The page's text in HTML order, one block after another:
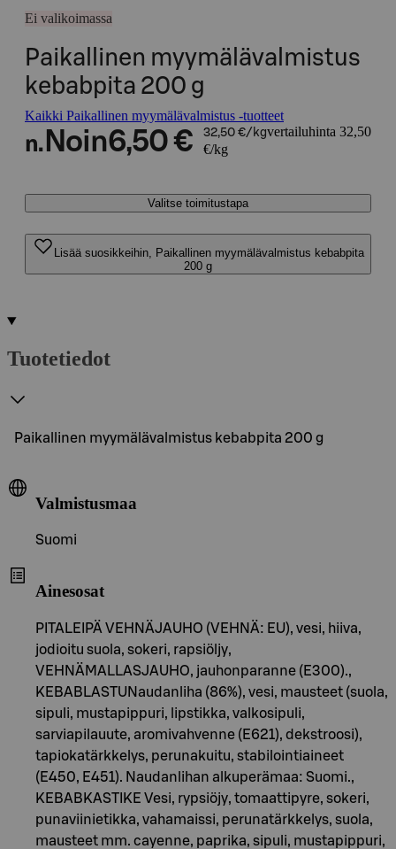
Ei valikoimassa
Paikallinen myymälävalmistus
kebabpita 200 g
Kaikki Paikallinen myymälävalmistus -tuotteet
n. Noin6,50 € 32,50 €/kgvertailuhinta 32,50
€/kg
Valitse toimitustapa
Lisää suosikkeihin, Paikallinen myymälävalmistus kebabpita
200 g
Tuotetiedot
Paikallinen myymälävalmistus kebabpita 200 g
Valmistusmaa
Suomi
Ainesosat
PITALEIPÄ VEHNÄJAUHO (VEHNÄ: EU), vesi, hiiva,
jodioitu suola, sokeri, rapsiöljy,
VEHNÄMALLASJAUHO, jauhonparanne (E300).,
KEBABLASTUNaudanliha (86%), vesi, mausteet (suola,
sipuli, mustapippuri, lipstikka, valkosipuli,
sarviapilauute, aromivahvenne (E621), dekstroosi),
tapiokatärkkelys, perunakuitu, stabilointiaineet
(E450, E451). Naudanlihan alkuperämaa: Suomi.,
KEBABKASTIKE Vesi, rypsiöjy, tomaattipyre, sokeri,
punaviinietikka, vahamaissi, perunatärkkelys, suola,
mausteet mm. cayenne, paprika, sipuli, mustapippuri,